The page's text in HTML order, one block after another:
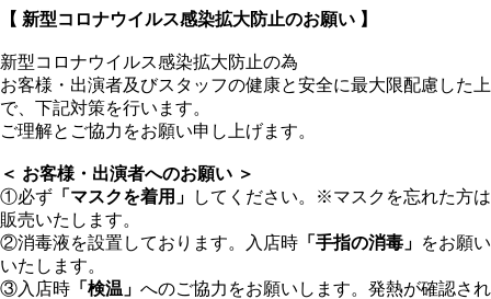
【 新型コロナウイルス感染拡大防止のお願い 】
新型コロナウイルス感染拡大防止の為
お客様・出演者及びスタッフの健康と安全に最大限配慮した上
で、下記対策を行います。
ご理解とご協力をお願い申し上げます。
＜ お客様・出演者へのお願い ＞
①必ず 「マスクを着用」
してください。※マスクを忘れた方は
販売いたします。
②消毒液を設置しております。入店時 「手指の消毒」 をお願い
いたします。
③入店時 「検温」 へのご協力をお願いします。発熱が確認され